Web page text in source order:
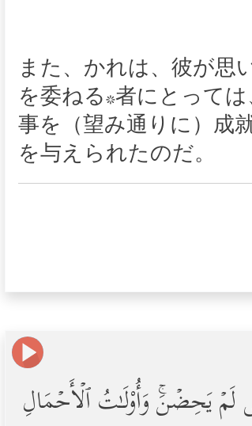
また、かれは、彼が思
を委ねる*者にとって
事を（望み通りに）成
を与えられたのだ。
لَمۡ یَحِضۡنَۚ وَأُوْلَـٰتُ ٱلۡأَحۡمَالِ